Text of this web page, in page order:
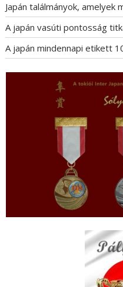
Japán találmányok,
A japán vasúti pontosság
A japán mindennapi etikett